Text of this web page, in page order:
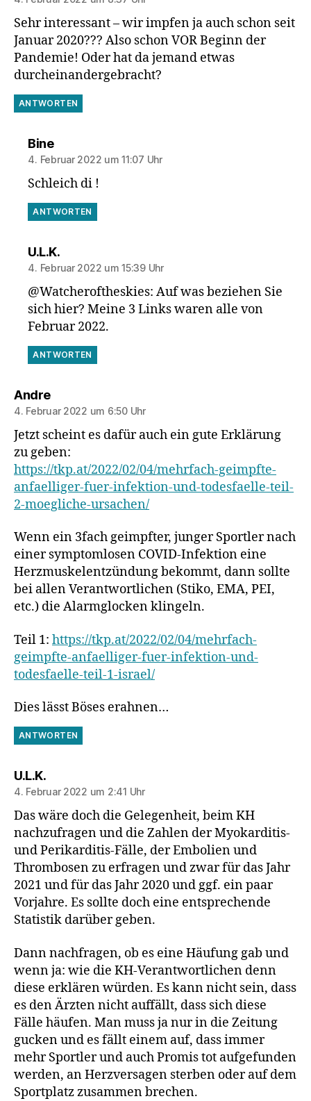
Sehr interessant – wir impfen ja auch schon seit
Januar 2020??? Also schon VOR Beginn der
Pandemie! Oder hat da jemand etwas
durcheinandergebracht?
ANTWORTEN
Binesagt:
4. Februar 2022 um 11:07 Uhr
Schleich di !
ANTWORTEN
U.L.K.sagt:
4. Februar 2022 um 15:39 Uhr
@Watcheroftheskies: Auf was beziehen Sie
sich hier? Meine 3 Links waren alle von
Februar 2022.
ANTWORTEN
Andresagt:
4. Februar 2022 um 6:50 Uhr
Jetzt scheint es dafür auch ein gute Erklärung
zu geben:
https://tkp.at/2022/02/04/mehrfach-geimpfte-
anfaelliger-fuer-infektion-und-todesfaelle-teil-
2-moegliche-ursachen/
Wenn ein 3fach geimpfter, junger Sportler nach
einer symptomlosen COVID-Infektion eine
Herzmuskelentzündung bekommt, dann sollte
bei allen Verantwortlichen (Stiko, EMA, PEI,
etc.) die Alarmglocken klingeln.
Teil 1: https://tkp.at/2022/02/04/mehrfach-
geimpfte-anfaelliger-fuer-infektion-und-
todesfaelle-teil-1-israel/
Dies lässt Böses erahnen…
ANTWORTEN
U.L.K.sagt:
4. Februar 2022 um 2:41 Uhr
Das wäre doch die Gelegenheit, beim KH
nachzufragen und die Zahlen der Myokarditis-
und Perikarditis-Fälle, der Embolien und
Thrombosen zu erfragen und zwar für das Jahr
2021 und für das Jahr 2020 und ggf. ein paar
Vorjahre. Es sollte doch eine entsprechende
Statistik darüber geben.
Dann nachfragen, ob es eine Häufung gab und
wenn ja: wie die KH-Verantwortlichen denn
diese erklären würden. Es kann nicht sein, dass
es den Ärzten nicht auffällt, dass sich diese
Fälle häufen. Man muss ja nur in die Zeitung
gucken und es fällt einem auf, dass immer
mehr Sportler und auch Promis tot aufgefunden
werden, an Herzversagen sterben oder auf dem
Sportplatz zusammen brechen.